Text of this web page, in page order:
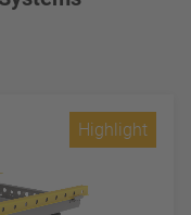
Highlight